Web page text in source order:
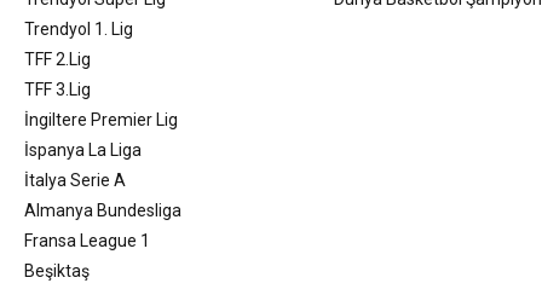
Trendyol 1. Lig
TFF 2.Lig
TFF 3.Lig
İngiltere Premier Lig
İspanya La Liga
İtalya Serie A
Almanya Bundesliga
Fransa League 1
Beşiktaş